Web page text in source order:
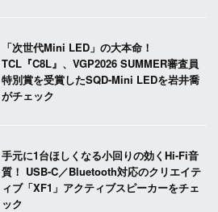
「次世代Mini LED」の大本命！
TCL『C8L』、VGP2026 SUMMER審査員
特別賞を受賞したSQD-Mini LEDを岩井喬
がチェック
手元に1台ほしくなる小回りの効くHi-Fi音
質！ USB-C／Bluetooth対応のクリエイテ
ィブ「XF1」アクティブスピーカーをチェ
ック